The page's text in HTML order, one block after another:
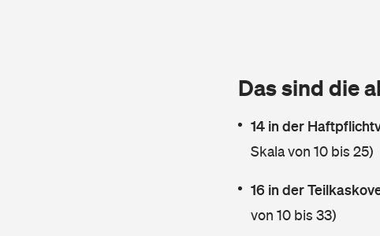
Das sind die
14 in der
Skala von 10 bis 25)
16 in der
von 10 bis 33)